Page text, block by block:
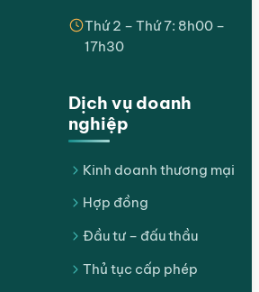
Dịch vụ doanh
nghiệp
Kinh doanh thương mại
Hợp đồng
Đầu tư – đấu thầu
Thủ tục cấp phép
Thứ 2 – Thứ 7: 8h00 –
17h30